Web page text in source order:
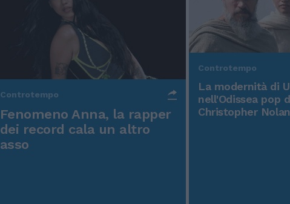
Controtempo
Fenomeno Anna, la rapper
dei record cala un altro
asso
Controtempo
La modernità di
nell'Odissea pop
Christopher Nolan